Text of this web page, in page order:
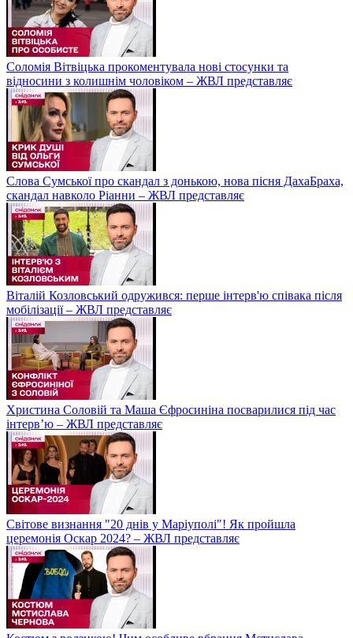
Соломія Вітвіцька прокоментувала нові стосунки та
відносини з колишнім чоловіком – ЖВЛ представляє
Слова Сумської про скандал з донькою, нова пісня ДахаБраха,
скандал навколо Ріанни – ЖВЛ представляє
Віталій Козловський одружився: перше інтерв'ю співака після
мобілізації – ЖВЛ представляє
Христина Соловій та Маша Єфросиніна посварилися під час
інтерв’ю – ЖВЛ представляє
Світове визнання "20 днів у Маріуполі"! Як пройшла
церемонія Оскар 2024? – ЖВЛ представляє